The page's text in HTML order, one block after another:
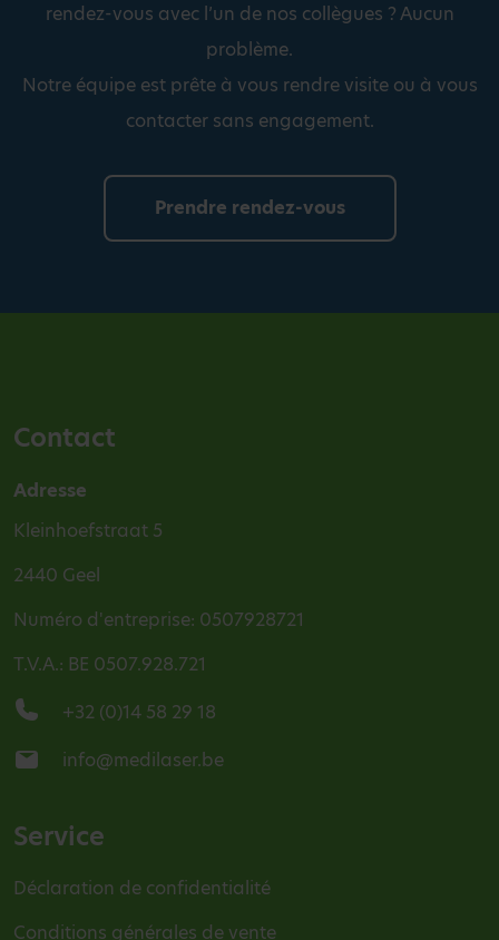
rendez-vous avec l’un de nos collègues ? Aucun
problème.
Notre équipe est prête à vous rendre visite ou à vous
contacter sans engagement.
Prendre rendez-vous
Contact
Adresse
Kleinhoefstraat 5
2440 Geel
Numéro d'entreprise: 0507928721
T.V.A.: BE 0507.928.721
+32 (0)14 58 29 18
info@medilaser.be
Service
Déclaration de confidentialité
Conditions générales de vente